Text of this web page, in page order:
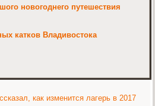
новогоднего путешествия
катков Владивостока
как изменится лагерь в 2017